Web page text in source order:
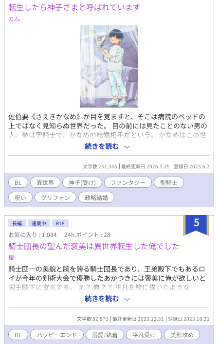
転生したら神子さまと呼ばれています
カム
佐伯要《さえきかなめ》が目を覚ますと、そこは病院のベッドの
上ではなく見知らぬ世界だった。 目の前には見たことのない男の
人。彼は聖騎士で、かなめの結婚相手だという。 かなめはこの世
界で『神子さま』と呼ばれる存在だった。 健康な身体を手に入れ
て神子さまの生活を満喫するかなめだが、呪術師に命を狙われ、
八百年前の夢を見るようになる。 八百年前、神子にはとても大切
な幼なじみがいた。 訳あり転生神子が本当の愛を手に入れて幸せ
になるまでのお話です。 聖騎士×転生神子 主人公総愛され気味で
すが、最終は固定。 ファンタジー色強め（作者の好み満載です）
更新速度は遅めです。 エピソード0はアルバート視点。それ以降
はかなめ視点になります。 聖騎士や神子、神官や呪術師などはオ
リジナルの設定となっております。 『転生したら神子と呼ばれて
います』を書き直しました。 表紙のイラストはしけつ（ck2）さ
まにいただきました。ありがとうございます！
続きを読む
文字数 232,345 最終更新日 2026.7.25 登録日 2023.6.2
BL 異世界 神子(受け) ファンタジー
聖騎士
呪い
グリフォン 政略結婚
5
長編 連載中 R18
お気に入り : 1,084 24h.ポイント : 28
騎士団長の望んだ褒美は異世界転生した俺でした
優
騎士団一の美貌と腕を誇る騎士団長であり、王弟殿下でもあるロ
イが今年の剣術大会で優勝したあかつきには褒美に俺が欲しいと
国王陛下に宣言する。 え？ 俺？？ 平凡を絵に描いたような
俺？？ いや、ありえんって！！ 異世界転生しているため、主人公
の感覚は現代日本のままですが、こちらの世界は男女、男男、女
女、タブー視されていない設定。 平凡な主人公(受)があっさり美
形騎士団長(攻)の褒美にされると思いきや、いろんな所から横や
り入り……。 主人公総愛されで、シリアスほぼなく、ドタバタハ
続きを読む
文字数 52,873 最終更新日 2023.12.31 登録日 2023.10.31
BL ハッピーエンド 溺愛/執着 平凡受け 美形攻め